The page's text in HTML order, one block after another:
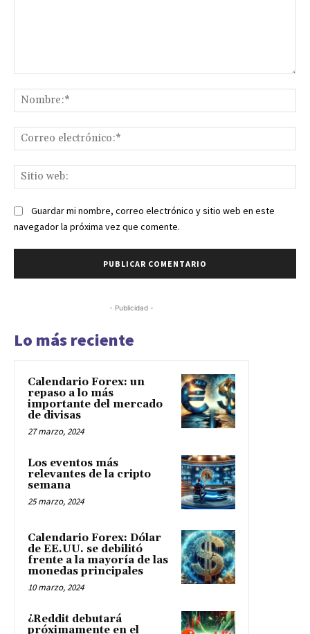
Guardar mi nombre, correo electrónico y sitio web en este
navegador la próxima vez que comente.
- Publicidad -
Lo más reciente
Calendario Forex: un
repaso a lo más
importante del mercado
de divisas
27 marzo, 2024
Los eventos más
relevantes de la cripto
semana
25 marzo, 2024
Calendario Forex: Dólar
de EE.UU. se debilitó
frente a la mayoría de las
monedas principales
10 marzo, 2024
¿Reddit debutará
próximamente en el